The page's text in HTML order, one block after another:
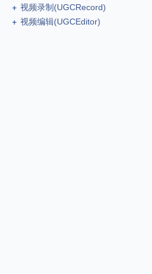
+ 视频录制(UGCRecord)
+ 视频编辑(UGCEditor)